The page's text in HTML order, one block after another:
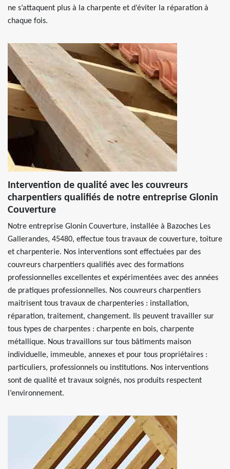
ne s’attaquent plus à la charpente et d’éviter la réparation à
chaque fois.
Intervention de qualité avec les couvreurs
charpentiers qualifiés de notre entreprise Glonin
Couverture
Notre entreprise Glonin Couverture, installée à Bazoches Les
Gallerandes, 45480, effectue tous travaux de couverture, toiture
et charpenterie. Nos interventions sont effectuées par des
couvreurs charpentiers qualifiés avec des formations
professionnelles excellentes et expérimentées avec des années
de pratiques professionnelles. Nos couvreurs charpentiers
maitrisent tous travaux de charpenteries : installation,
réparation, traitement, changement. Ils peuvent travailler sur
tous types de charpentes : charpente en bois, charpente
métallique. Nous travaillons sur tous bâtiments maison
individuelle, immeuble, annexes et pour tous propriétaires :
particuliers, professionnels ou institutions. Nos interventions
sont de qualité et travaux soignés, nos produits respectent
l’environnement.